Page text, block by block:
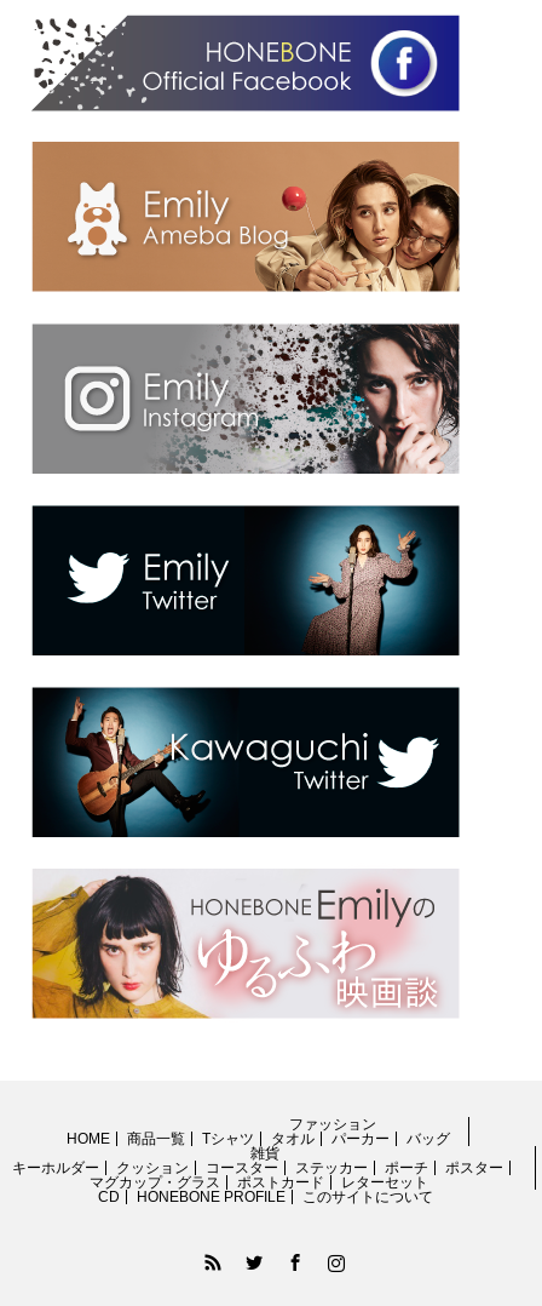
HOME 商品一覧
ファッション
Tシャツ
タオル パーカー
バッグ
雑貨
キーホルダー
クッション コースター ステッカー ポーチ
ポスター
マグカップ・グラス
ポストカード
レターセット
CD
HONEBONE PROFILE このサイトについて
FacebookInstagram